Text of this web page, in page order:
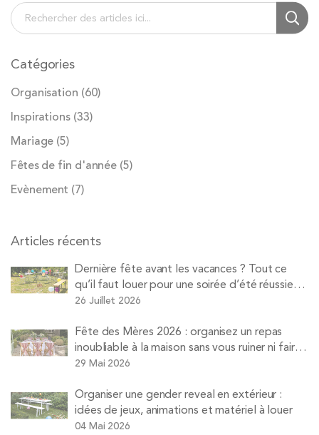
Chercher
Catégories
Organisation (60)
Inspirations (33)
Mariage (5)
Fêtes de fin d'année (5)
Evènement (7)
Articles récents
Dernière fête avant les vacances ? Tout ce
qu’il faut louer pour une soirée d’été réussie
avec Pops
26 Juillet 2026
Fête des Mères 2026 : organisez un repas
inoubliable à la maison sans vous ruiner ni faire
la vaisselle
29 Mai 2026
Organiser une gender reveal en extérieur :
idées de jeux, animations et matériel à louer
04 Mai 2026